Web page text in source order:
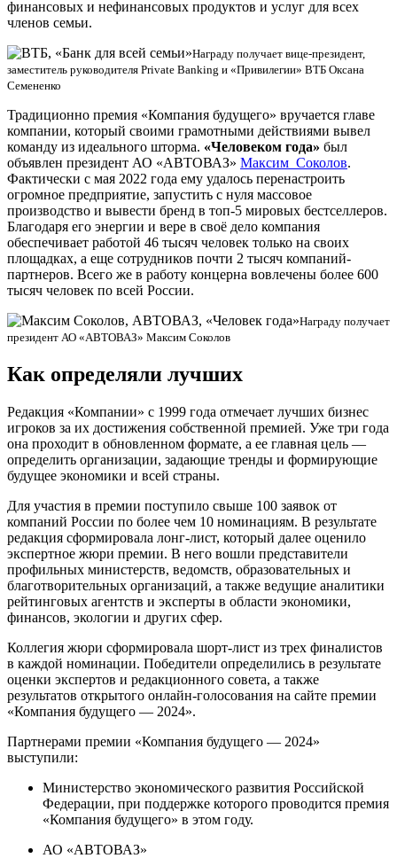
финансовых и нефинансовых продуктов и услуг для всех
членов семьи.
Награду получает вице-президент,
заместитель руководителя Private Banking и «Привилегии» ВТБ Оксана
Семененко
Традиционно премия «Компания будущего» вручается главе
компании, который своими грамотными действиями вывел
команду из идеального шторма. «Человеком года» был
объявлен президент АО «АВТОВАЗ» Максим Соколов.
Фактически с мая 2022 года ему удалось перенастроить
огромное предприятие, запустить с нуля массовое
производство и вывести бренд в топ-5 мировых бестселлеров.
Благодаря его энергии и вере в своё дело компания
обеспечивает работой 46 тысяч человек только на своих
площадках, а еще сотрудников почти 2 тысяч компаний-
партнеров. Всего же в работу концерна вовлечены более 600
тысяч человек по всей России.
Награду получает
президент АО «АВТОВАЗ» Максим Соколов
Как определяли лучших
Редакция «Компании» с 1999 года отмечает лучших бизнес
игроков за их достижения собственной премией. Уже три года
она проходит в обновленном формате, а ее главная цель —
определить организации, задающие тренды и формирующие
будущее экономики и всей страны.
Для участия в премии поступило свыше 100 заявок от
компаний России по более чем 10 номинациям. В результате
редакция сформировала лонг-лист, который далее оценило
экспертное жюри премии. В него вошли представители
профильных министерств, ведомств, образовательных и
благотворительных организаций, а также ведущие аналитики
рейтинговых агентств и эксперты в области экономики,
финансов, экологии и других сфер.
Коллегия жюри сформировала шорт-лист из трех финалистов
в каждой номинации. Победители определились в результате
оценки экспертов и редакционного совета, а также
результатов открытого онлайн-голосования на сайте премии
«Компания будущего — 2024».
Партнерами премии «Компания будущего — 2024»
выступили:
Министерство экономического развития Российской
Федерации, при поддержке которого проводится премия
«Компания будущего» в этом году.
АО «АВТОВАЗ»